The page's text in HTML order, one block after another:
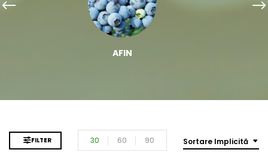
AFIN
FILTER Sortare Implicită
30 60 90